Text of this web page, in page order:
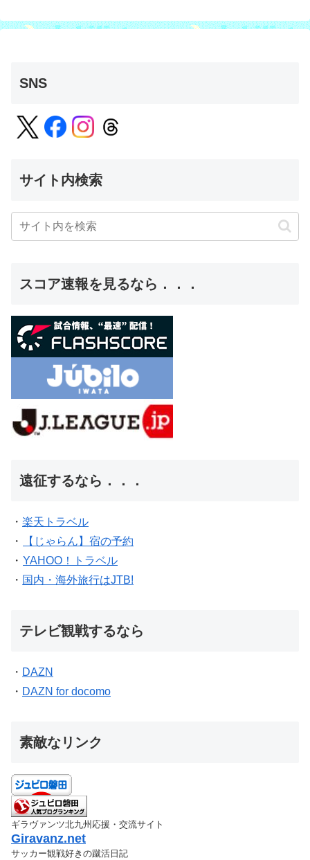
SNS
サイト内検索
スコア速報を見るなら．．．
遠征するなら．．．
・ 楽天トラベル
・
【じゃらん】宿の予約
・ YAHOO！トラベル
・ 国内・海外旅行はJTB!
テレビ観戦するなら
・ DAZN
・ DAZN for docomo
素敵なリンク
ギラヴァンツ北九州応援・交流サイト
Giravanz.net
サッカー観戦好きの蹴活日記